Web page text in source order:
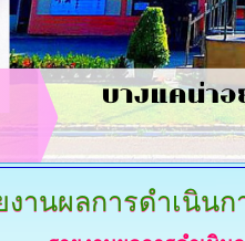
งานผลการดำเนิน